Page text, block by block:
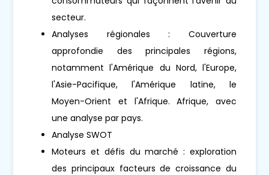
secteur.
Analyses régionales : Couverture
approfondie des principales régions,
notamment l'Amérique du Nord, l'Europe,
l'Asie-Pacifique, l'Amérique latine, le
Moyen-Orient et l'Afrique. Afrique, avec
une analyse par pays.
Analyse SWOT
Moteurs et défis du marché : exploration
des principaux facteurs de croissance du